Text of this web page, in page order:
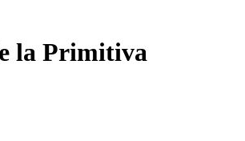
la Primitiva